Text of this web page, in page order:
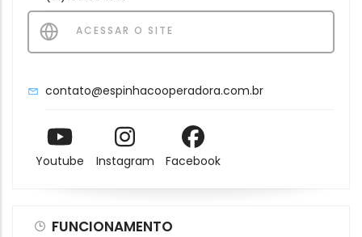
ACESSAR O SITE
contato@espinhacooperadora.com.br
Youtube Instagram Facebook
FUNCIONAMENTO